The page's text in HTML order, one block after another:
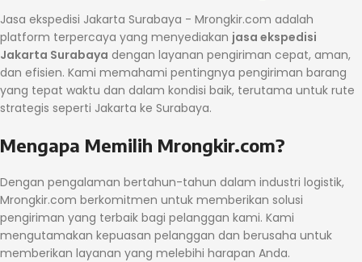
Jasa ekspedisi Jakarta Surabaya - Mrongkir.com adalah
platform terpercaya yang menyediakan jasa ekspedisi
Jakarta Surabaya dengan layanan pengiriman cepat, aman,
dan efisien. Kami memahami pentingnya pengiriman barang
yang tepat waktu dan dalam kondisi baik, terutama untuk rute
strategis seperti Jakarta ke Surabaya.
Mengapa Memilih Mrongkir.com?
Dengan pengalaman bertahun-tahun dalam industri logistik,
Mrongkir.com berkomitmen untuk memberikan solusi
pengiriman yang terbaik bagi pelanggan kami. Kami
mengutamakan kepuasan pelanggan dan berusaha untuk
memberikan layanan yang melebihi harapan Anda.